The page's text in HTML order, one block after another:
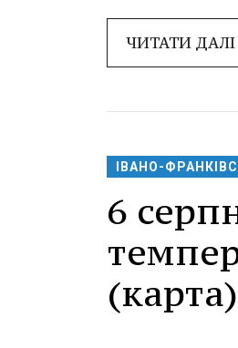
ЧИТАТИ ДАЛІ
ІВАНО-
6
(карта)